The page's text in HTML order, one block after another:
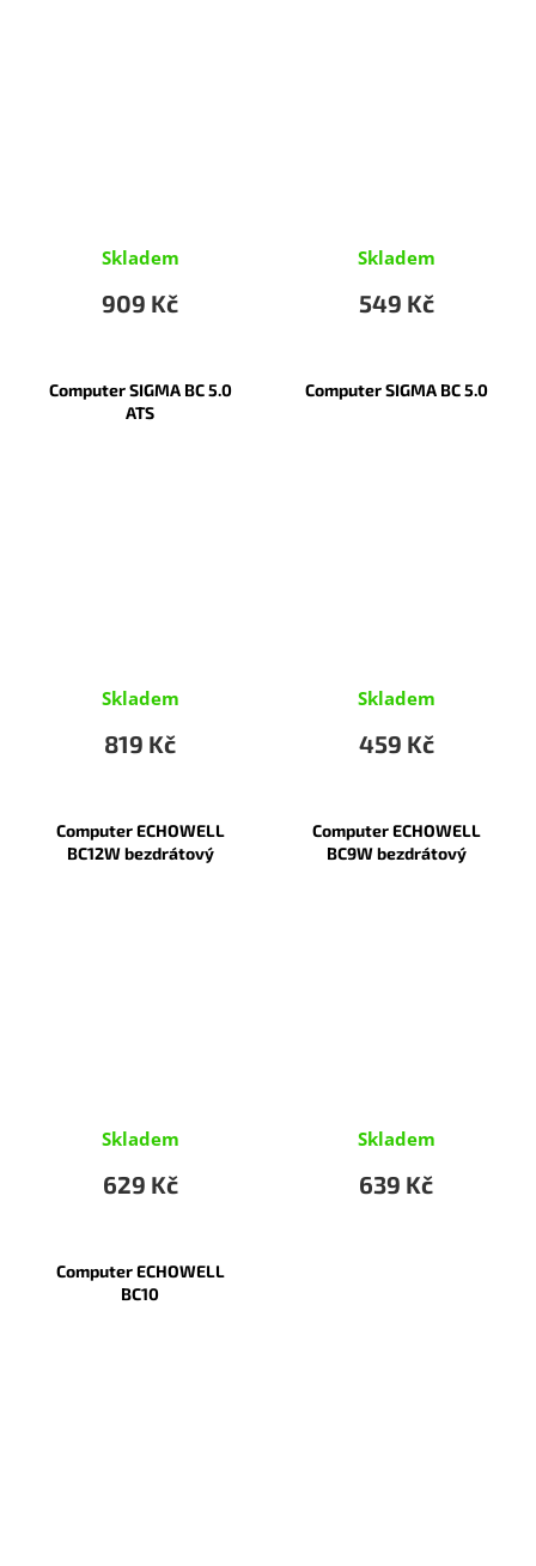
Skladem
909 Kč
Skladem
549 Kč
Computer SIGMA BC 5.0
ATS
Skladem
819 Kč
Computer SIGMA BC 5.0
Skladem
459 Kč
Computer ECHOWELL
BC12W bezdrátový
Skladem
629 Kč
Computer ECHOWELL
BC9W bezdrátový
Skladem
639 Kč
Computer ECHOWELL
BC10